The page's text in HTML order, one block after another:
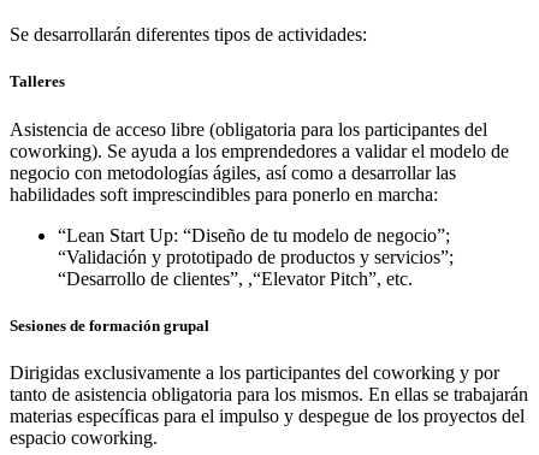
Se desarrollarán diferentes tipos de actividades:
Talleres
Asistencia de acceso libre (obligatoria para los participantes del
coworking). Se ayuda a los emprendedores a validar el modelo de
negocio con metodologías ágiles, así como a desarrollar las
habilidades soft imprescindibles para ponerlo en marcha:
“Lean Start Up: “Diseño de tu modelo de negocio”;
“Validación y prototipado de productos y servicios”;
“Desarrollo de clientes”, ,“Elevator Pitch”, etc.
Sesiones de formación grupal
Dirigidas exclusivamente a los participantes del coworking y por
tanto de asistencia obligatoria para los mismos. En ellas se trabajarán
materias específicas para el impulso y despegue de los proyectos del
espacio coworking.